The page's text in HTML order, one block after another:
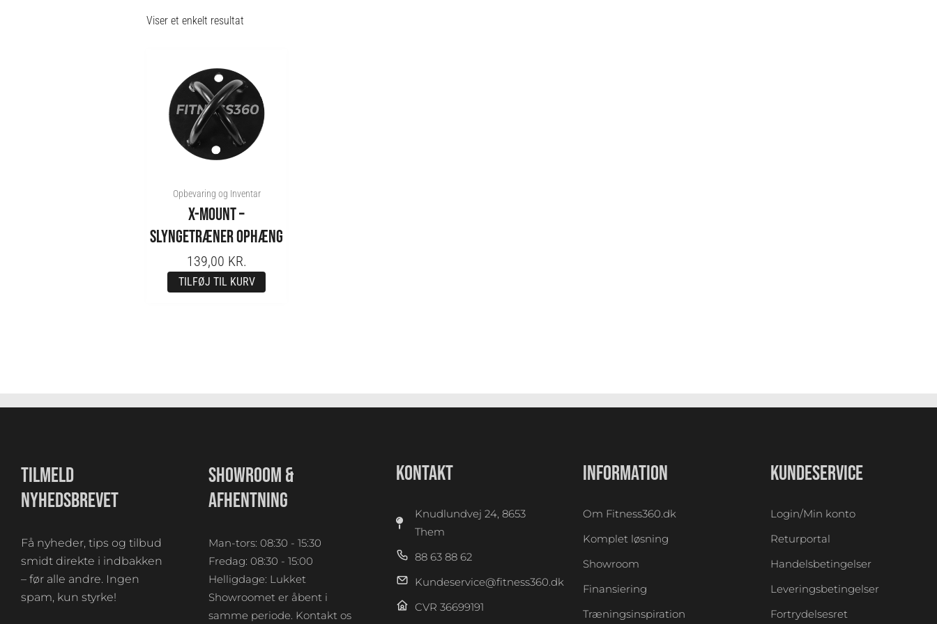
Viser et enkelt resultat
Opbevaring og Inventar
X-MOUNT –
SLYNGETRÆNER OPHÆNG
139,00 KR.
TILFØJ TIL KURV
TILMELD
NYHEDSBREVET
Få nyheder, tips og tilbud
smidt direkte i indbakken
– før alle andre. Ingen
spam, kun styrke!
SHOWROOM &
AFHENTNING
Man-tors: 08:30 - 15:30
Fredag: 08:30 - 15:00
Helligdage: Lukket
Showroomet er åbent i
samme periode. Kontakt os
KONTAKT
Knudlundvej 24, 8653
Them
88 63 88 62
Kundeservice@fitness360.dk
CVR 36699191
INFORMATION
Om Fitness360.dk
Komplet løsning
Showroom
Finansiering
Træningsinspiration
KUNDESERVICE
Login/Min konto
Returportal
Handelsbetingelser
Leveringsbetingelser
Fortrydelsesret